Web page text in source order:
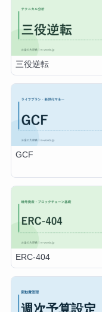
三役逆転
GCF
ERC-404